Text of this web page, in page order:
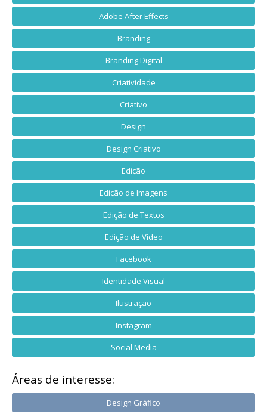
Adobe After Effects
Branding
Branding Digital
Criatividade
Criativo
Design
Design Criativo
Edição
Edição de Imagens
Edição de Textos
Edição de Vídeo
Facebook
Identidade Visual
Ilustração
Instagram
Social Media
Áreas de interesse:
Design Gráfico